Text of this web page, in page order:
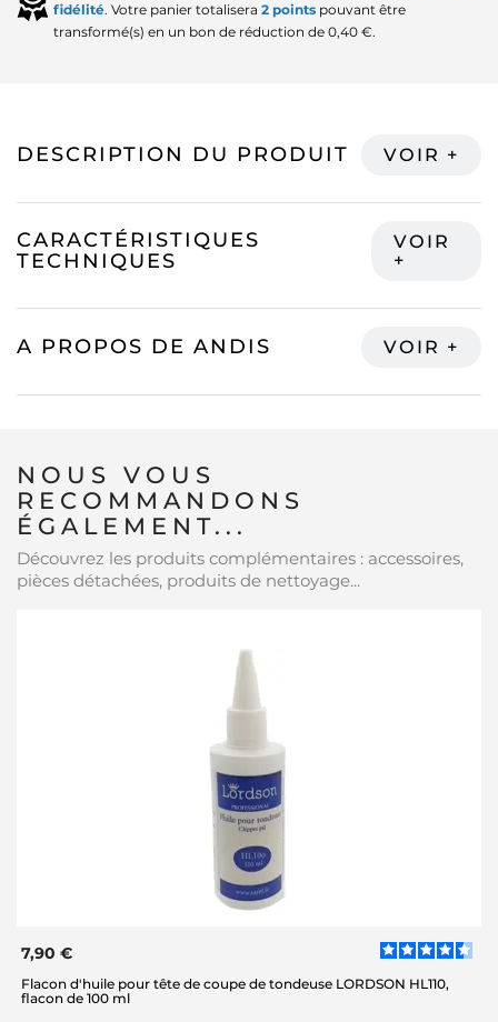
fidélité. Votre panier totalisera 2 points pouvant être
transformé(s) en un bon de réduction de 0,40 €.
DESCRIPTION DU PRODUIT
CARACTÉRISTIQUES
TECHNIQUES
A PROPOS DE ANDIS
NOUS VOUS
RECOMMANDONS
ÉGALEMENT...
Découvrez les produits complémentaires : accessoires,
pièces détachées, produits de nettoyage...
7,90 €
Flacon d'huile pour tête de coupe de tondeuse LORDSON HL110,
flacon de 100 ml